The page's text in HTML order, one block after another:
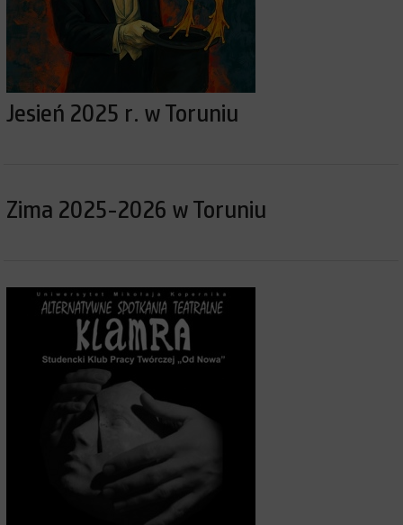
Jesień 2025 r. w Toruniu
Zima 2025-2026 w Toruniu